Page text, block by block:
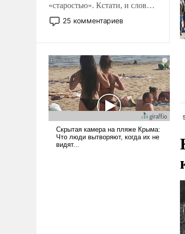
«старостью». Кстати, и слово-
то это уже стараются не
использовать – так же, как
что оно уже несет негативные
коннотации.
25 комментариев